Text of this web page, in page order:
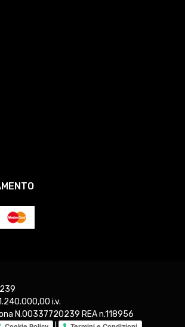
i.v.
N.00337720239 REA n.118956